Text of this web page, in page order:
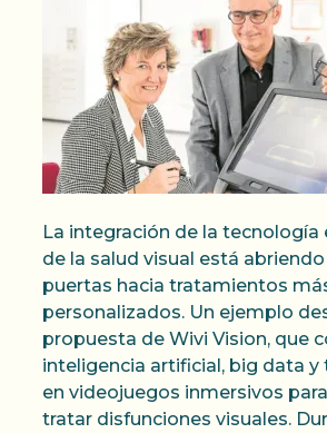
La integración de la tecnología
de la salud visual está
puertas hacia tratamientos
personalizados. Un ejemplo
propuesta de Wivi Vision, que
inteligencia artificial, big data y
en videojuegos inmersivos
tratar disfunciones visuales.